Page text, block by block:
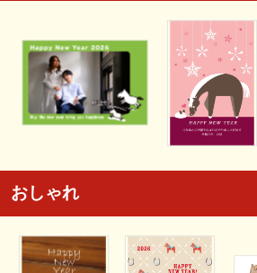
おしゃれ